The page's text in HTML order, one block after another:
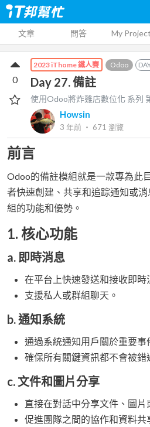
文章 問答 My Project
2023 iThome 鐵人賽 Odoo
Day 27. 備註
使用Odoo將炸雞店數位化 系列
Howsin
3 年前 ‧ 671 瀏覽
0
前言
Odoo的備註模組就是一款專為此
者快速創建、共享和追踪通知或
組的功能和優勢。
1. 核心功能
a. 即時消息
在平台上快速發送和接收即時
支援私人或群組聊天。
b.通知系統
通過系統通知用戶關於重要事
確保所有關鍵資訊都不會被錯
c. 文件和圖片分享
直接在對話中分享文件、圖片
促進團隊之間的協作和資料共